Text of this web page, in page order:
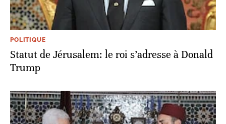
POLITIQUE
Statut de Jérusalem: le roi s’adresse à Donald
Trump